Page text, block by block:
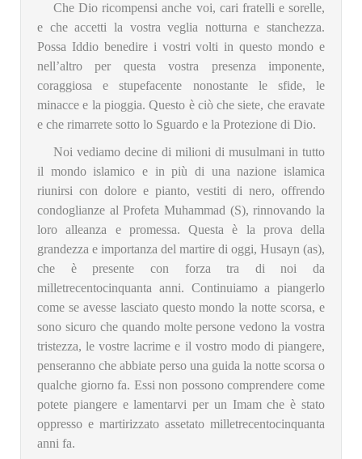
Che Dio ricompensi anche voi, cari fratelli e sorelle,
e che accetti la vostra veglia notturna e stanchezza.
Possa Iddio benedire i vostri volti in questo mondo e
nell’altro per questa vostra presenza imponente,
coraggiosa e stupefacente nonostante le sfide, le
minacce e la pioggia. Questo è ciò che siete, che eravate
e che rimarrete sotto lo Sguardo e la Protezione di Dio.
Noi vediamo decine di milioni di musulmani in tutto
il mondo islamico e in più di una nazione islamica
riunirsi con dolore e pianto, vestiti di nero, offrendo
condoglianze al Profeta Muhammad (S), rinnovando la
loro alleanza e promessa. Questa è la prova della
grandezza e importanza del martire di oggi, Husayn (as),
che è presente con forza tra di noi da
milletrecentocinquanta anni. Continuiamo a piangerlo
come se avesse lasciato questo mondo la notte scorsa, e
sono sicuro che quando molte persone vedono la vostra
tristezza, le vostre lacrime e il vostro modo di piangere,
penseranno che abbiate perso una guida la notte scorsa o
qualche giorno fa. Essi non possono comprendere come
potete piangere e lamentarvi per un Imam che è stato
oppresso e martirizzato assetato milletrecentocinquanta
anni fa.